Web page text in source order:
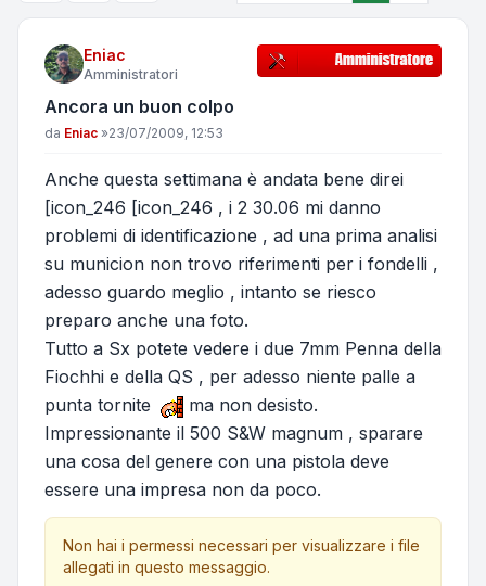
Eniac
Amministratori
Ancora un buon colpo
Messaggio
da Eniac »23/07/2009, 12:53
Anche questa settimana è andata bene direi
[icon_246 [icon_246 , i 2 30.06 mi danno
problemi di identificazione , ad una prima analisi
su municion non trovo riferimenti per i fondelli ,
adesso guardo meglio , intanto se riesco
preparo anche una foto.
Tutto a Sx potete vedere i due 7mm Penna della
Fiochhi e della QS , per adesso niente palle a
punta tornite
ma non desisto.
Impressionante il 500 S&W magnum , sparare
una cosa del genere con una pistola deve
essere una impresa non da poco.
Non hai i permessi necessari per visualizzare i file
allegati in questo messaggio.